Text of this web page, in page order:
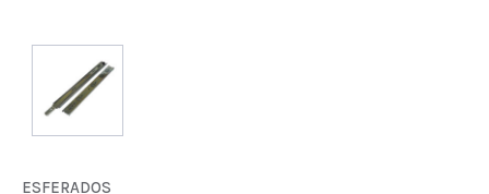
ESFERADOS